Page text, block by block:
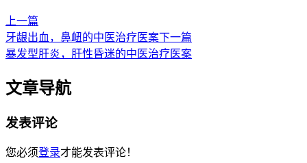
上一篇
牙龈出血，鼻衄的中医治疗医案下一篇
暴发型肝炎，肝性昏迷的中医治疗医案
文章导航
发表评论
您必须登录才能发表评论！